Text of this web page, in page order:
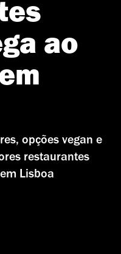
ao
opções vegan e
restaurantes
Lisboa